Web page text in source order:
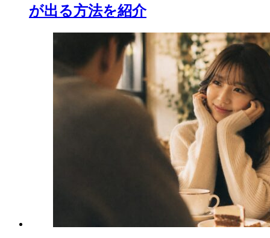
が出る方法を紹介